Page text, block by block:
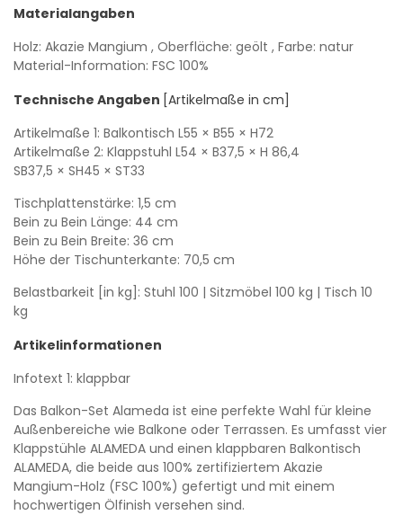
Materialangaben
Holz: Akazie Mangium , Oberfläche: geölt , Farbe: natur
Material-Information: FSC 100%
Technische Angaben [Artikelmaße in cm]
Artikelmaße 1: Balkontisch L55 × B55 × H72
Artikelmaße 2: Klappstuhl L54 × B37,5 × H 86,4
SB37,5 × SH45 × ST33
Tischplattenstärke: 1,5 cm
Bein zu Bein Länge: 44 cm
Bein zu Bein Breite: 36 cm
Höhe der Tischunterkante: 70,5 cm
Belastbarkeit [in kg]: Stuhl 100 | Sitzmöbel 100 kg | Tisch 10
kg
Artikelinformationen
Infotext 1: klappbar
Das Balkon-Set Alameda ist eine perfekte Wahl für kleine
Außenbereiche wie Balkone oder Terrassen. Es umfasst vier
Klappstühle ALAMEDA und einen klappbaren Balkontisch
ALAMEDA, die beide aus 100% zertifiziertem Akazie
Mangium-Holz (FSC 100%) gefertigt und mit einem
hochwertigen Ölfinish versehen sind.